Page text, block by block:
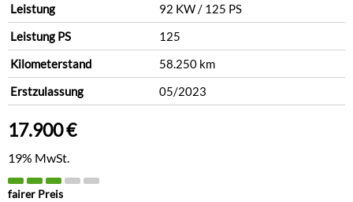
Leistung
92 KW / 125 PS
Leistung PS
125
Kilometerstand
58.250 km
Erstzulassung
05/2023
17.900 €
19% MwSt.
fairer Preis